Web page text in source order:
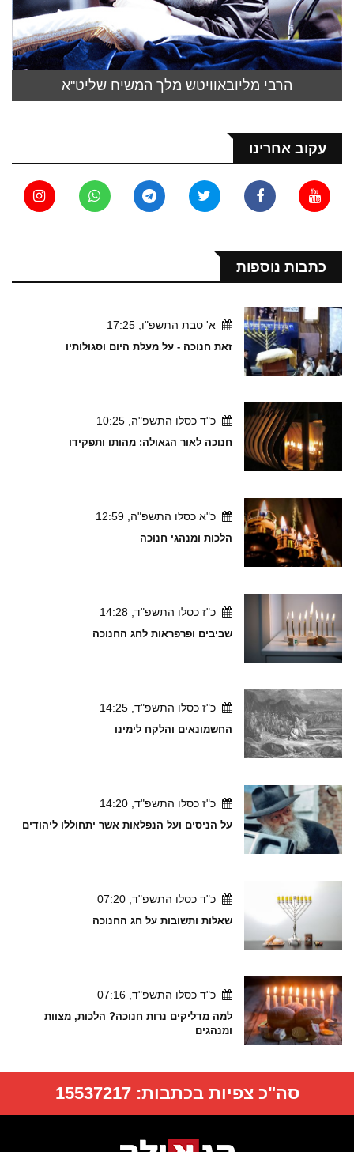
הרבי מליובאוויטש מלך המשיח שליט"א
עקוב אחרינו
כתבות נוספות
א' טבת התשפ"ו, 17:25
זאת חנוכה - על מעלת היום וסגולותיו
כ"ד כסלו התשפ"ה, 10:25
חנוכה לאור הגאולה: מהותו ותפקידו
כ"א כסלו התשפ"ה, 12:59
הלכות ומנהגי חנוכה
כ"ז כסלו התשפ"ד, 14:28
שביבים ופרפראות לחג החנוכה
כ"ז כסלו התשפ"ד, 14:25
החשמונאים והלקח לימינו
כ"ז כסלו התשפ"ד, 14:20
על הניסים ועל הנפלאות אשר יתחוללו ליהודים
כ"ד כסלו התשפ"ד, 07:20
שאלות ותשובות על חג החנוכה
כ"ד כסלו התשפ"ד, 07:16
למה מדליקים נרות חנוכה? הלכות, מצוות
ומנהגים
סה"כ צפיות בכתבות:15537217